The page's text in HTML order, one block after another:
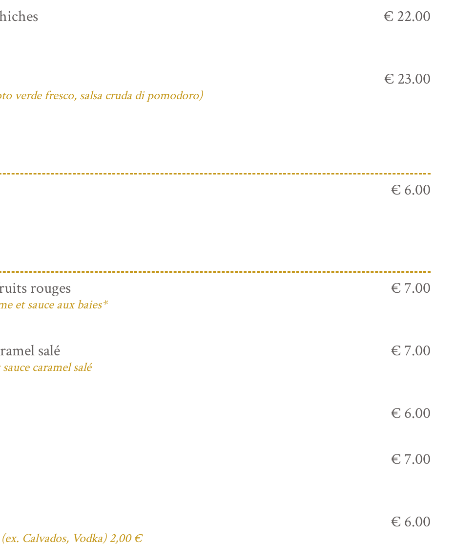
€ 22.00
verde fresco, salsa cruda di pomodoro)
€ 23.00
€ 6.00
rouges
et sauce aux baies*
€ 7.00
salé
caramel salé
€ 7.00
€ 6.00
€ 7.00
Calvados, Vodka) 2,00 €
€ 6.00